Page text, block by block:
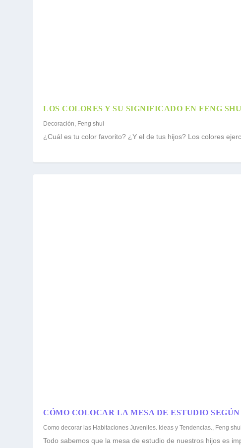
LOS COLORES Y SU SIGNIFICADO EN FENG
Decoración, Feng shui
¿Cuál es tu color favorito? ¿Y el de tus hijos? Los colores
CÓMO COLOCAR LA MESA DE ESTUDIO
Como decorar las Habitaciones Juveniles. Ideas y Tendencias., Feng shui
Todo sabemos que la mesa de estudio de nuestros hijos es